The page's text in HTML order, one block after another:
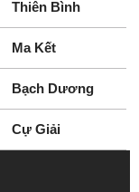
minh
Thiên Bình
Ma Kết
Bạch Dương
Cự Giải